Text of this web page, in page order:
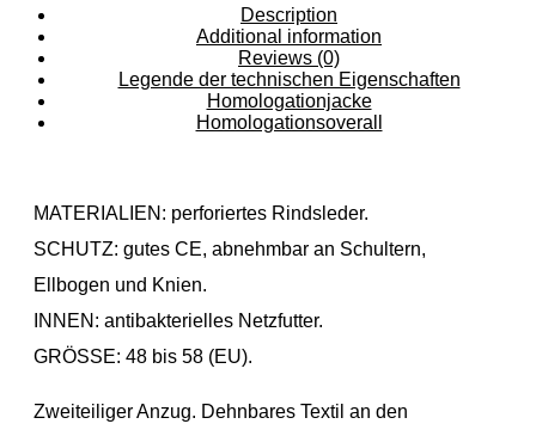
Description
Additional information
Reviews (0)
Legende der technischen Eigenschaften
Homologationjacke
Homologationsoverall
MATERIALIEN: perforiertes Rindsleder.
SCHUTZ: gutes CE, abnehmbar an Schultern,
Ellbogen und Knien.
INNEN: antibakterielles Netzfutter.
GRÖSSE: 48 bis 58 (EU).
Zweiteiliger Anzug. Dehnbares Textil an den